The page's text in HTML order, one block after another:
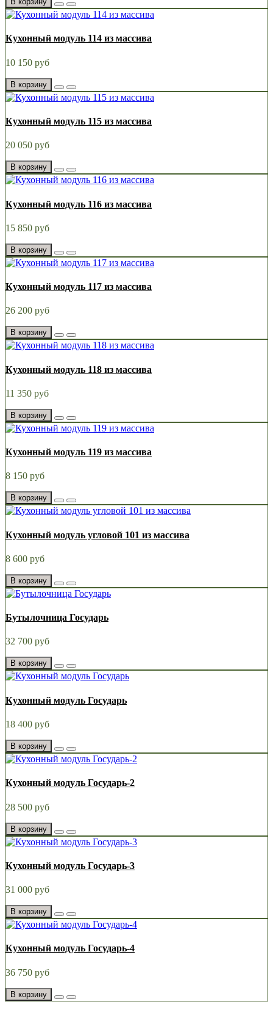
Кухонный модуль 114 из массива
10 150 руб
В корзину
Кухонный модуль 115 из массива
20 050 руб
В корзину
Кухонный модуль 116 из массива
15 850 руб
В корзину
Кухонный модуль 117 из массива
26 200 руб
В корзину
Кухонный модуль 118 из массива
11 350 руб
В корзину
Кухонный модуль 119 из массива
8 150 руб
В корзину
Кухонный модуль угловой 101 из массива
8 600 руб
В корзину
Бутылочница Государь
32 700 руб
В корзину
Кухонный модуль Государь
18 400 руб
В корзину
Кухонный модуль Государь-2
28 500 руб
В корзину
Кухонный модуль Государь-3
31 000 руб
В корзину
Кухонный модуль Государь-4
36 750 руб
В корзину